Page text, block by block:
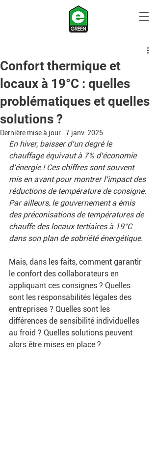
Confort thermique et
locaux à 19°C : quelles
problématiques et quelles
solutions ?
Dernière mise à jour : 7 janv. 2025
En hiver, baisser d’un degré le
chauffage équivaut à 7% d’économie
d’énergie ! Ces chiffres sont souvent
mis en avant pour montrer l’impact des
réductions de température de consigne.
Par ailleurs, le gouvernement a émis
des préconisations de températures de
chauffe des locaux tertiaires à 19°C
dans son plan de sobriété énergétique.
Mais, dans les faits, comment garantir
le confort des collaborateurs en
appliquant ces consignes ? Quelles
sont les responsabilités légales des
entreprises ? Quelles sont les
différences de sensibilité individuelles
au froid ? Quelles solutions peuvent
alors être mises en place ?